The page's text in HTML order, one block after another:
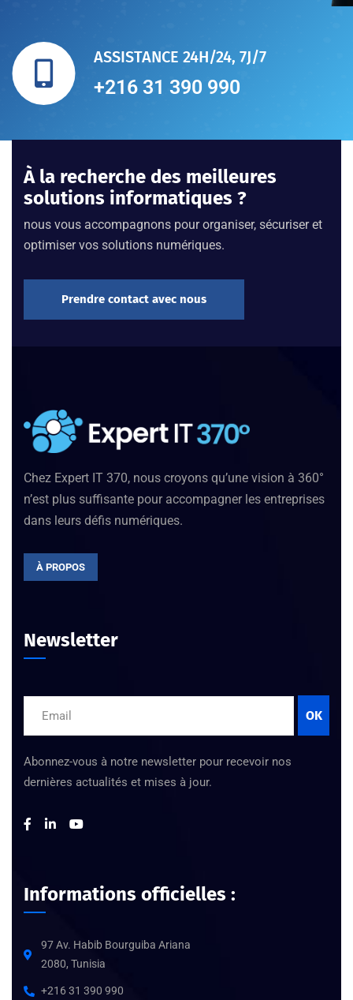
ASSISTANCE 24H/24, 7J/7
+216 31 390 990
À la recherche des meilleures
solutions informatiques ?
nous vous accompagnons pour organiser, sécuriser et
optimiser vos solutions numériques.
Prendre contact avec nous
Chez Expert IT 370, nous croyons qu’une vision à 360°
n’est plus suffisante pour accompagner les entreprises
dans leurs défis numériques.
À PROPOS
Newsletter
OK
Abonnez-vous à notre newsletter pour recevoir nos
dernières actualités et mises à jour.
Informations officielles :
97 Av. Habib Bourguiba Ariana
2080, Tunisia
+216 31 390 990